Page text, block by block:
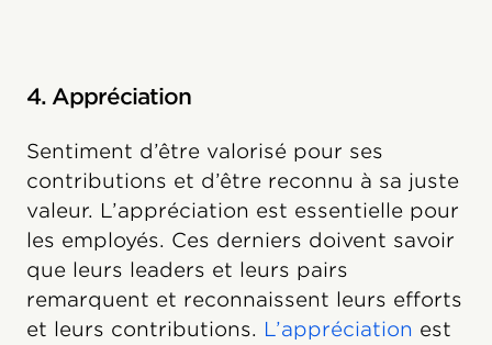
4. Appréciation
Sentiment d’être valorisé pour ses
contributions et d’être reconnu à sa juste
valeur. L’appréciation est essentielle pour
les employés. Ces derniers doivent savoir
que leurs leaders et leurs pairs
remarquent et reconnaissent leurs efforts
et leurs contributions. L’appréciation est